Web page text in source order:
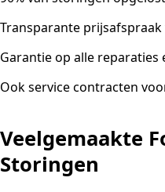
Transparante
Garantie op alle
Ook service contracten
Veelgemaakte
Storingen